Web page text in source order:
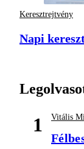
Keresztrejtvény
Napi
1 Vitális